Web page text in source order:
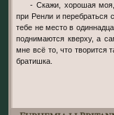
- Скажи, хорошая моя, почему же ты решила бросить свою работу
при Ренли и перебраться
тебе не место в
поднимаются кверху, а
мне всё то, что творится
братишка.